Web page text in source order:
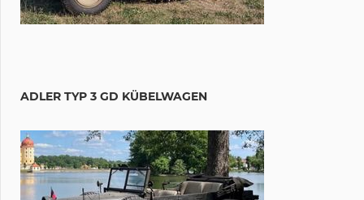
ADLER TYP 3 GD KÜBELWAGEN